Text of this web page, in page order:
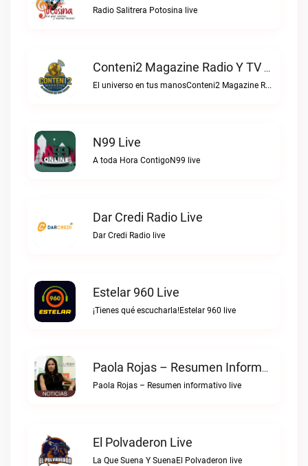
Radio Salitrera Potosina live
Conteni2 Magazine Radio Y TV Digital Live
El universo en tus manosConteni2 Magazine Radio y TV Digital live
N99 Live
A toda Hora ContigoN99 live
Dar Credi Radio Live
Dar Credi Radio live
Estelar 960 Live
¡Tienes qué escucharla!Estelar 960 live
Paola Rojas – Resumen Informativo Live
Paola Rojas – Resumen informativo live
El Polvaderon Live
La Que Suena Y SuenaEl Polvaderon live